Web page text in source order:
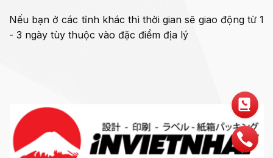
Nếu bạn ở các tỉnh khác thì thời gian sẽ giao động từ 1
- 3 ngày tùy thuộc vào đặc điểm địa lý